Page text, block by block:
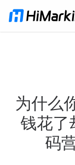
为什么
钱花了
码